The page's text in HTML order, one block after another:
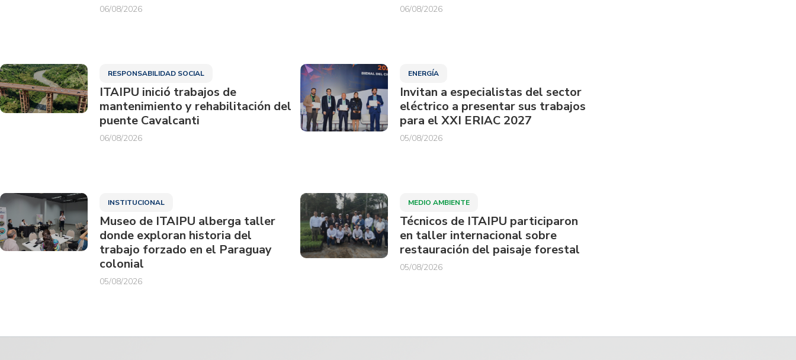
06/08/2026 06/08/2026
RESPONSABILIDAD SOCIAL
ITAIPU inició trabajos de
mantenimiento y rehabilitación del
puente Cavalcanti
06/08/2026
ENERGÍA
Invitan a especialistas del sector
eléctrico a presentar sus trabajos
para el XXI ERIAC 2027
05/08/2026
INSTITUCIONAL
Museo de ITAIPU alberga taller
donde exploran historia del
trabajo forzado en el Paraguay
colonial
05/08/2026
MEDIO AMBIENTE
Técnicos de ITAIPU participaron
en taller internacional sobre
restauración del paisaje forestal
05/08/2026